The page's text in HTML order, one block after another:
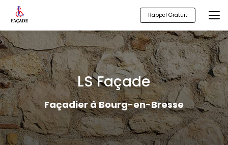
contenu
principal
Rappel Gratuit
LS Façade
Façadier à Bourg-en-Bresse